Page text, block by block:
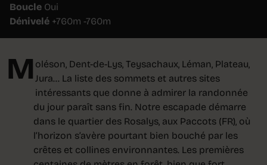
Boucle Oui
Dénivelé +760m -760m
M oléson, Dent-de-Lys, Teysachaux, Léman, Plateau,
Jura… La liste des sommets et autres sites
intéressants que donne à admirer la randonnée
du jour paraît sans fin. Notre escapade démarre
dans le quartier des Rosalys, aux Paccots (FR), où
l’horizon s’avère pourtant bien bouché par les
crêtes et collines environnantes. Les premières